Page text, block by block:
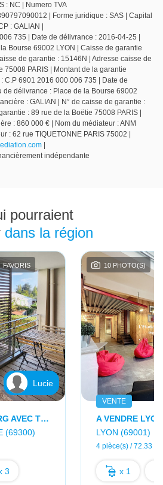
: NC | Numero TVA
| Forme juridique : SAS | Capital
: GALIAN |
735 | Date de délivrance : 2016-04-25 |
Bourse 69002 LYON | Caisse de garantie
de garantie : 15146N | Adresse caisse de
75008 PARIS | Montant de la garantie
C.P 6901 2016 000 006 735 | Date de
délivrance : Place de la Bourse 69002
: GALIAN | N° de caisse de garantie :
: 89 rue de la Boëtie 75008 PARIS |
: 860 000 € | Nom du médiateur : ANM
: 62 rue TIQUETONNE PARIS 75002 |
indépendante
pourraient
dans la région
FAVORIS
Lucie
T3 CALUIRE BOURG AVEC TERRASSE ET GARAGE ! Résidence Récente - Sur Jardin Intérieur
(69300)
3
10 PHOTO(S)
VENTE
LYON (69001)
4 pièce(s) / 72.33 m²
x 1